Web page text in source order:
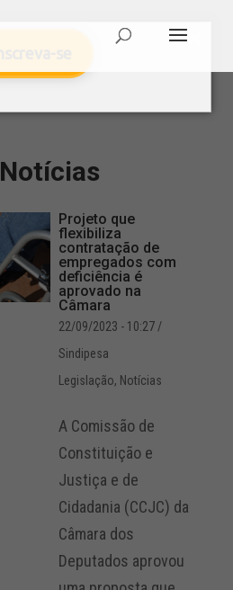
Notícias
Projeto que
flexibiliza
contratação de
empregados com
deficiência é
aprovado na
Câmara
22/09/2023 - 10:27/
Sindipesa
Legislação, Notícias
A Comissão de
Constituição e
Justiça e de
Cidadania (CCJC) da
Câmara dos
Deputados aprovou